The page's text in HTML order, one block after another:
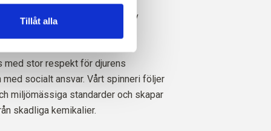
Tillåt alla
Standard (RMS), certifierad av
med stor respekt för djurens
med socialt ansvar. Vårt spinneri följer
miljömässiga standarder och skapar
skadliga kemikalier.